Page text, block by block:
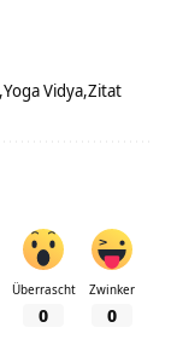
Yoga Vidya Zitat
Überrascht
0
Zwinker
0